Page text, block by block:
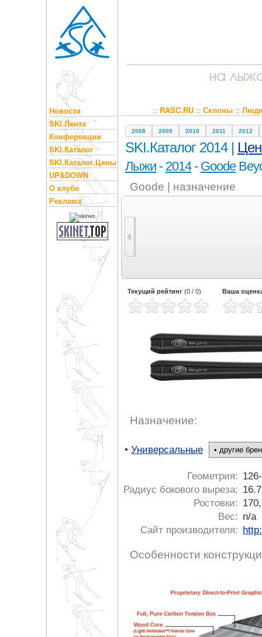
Новости
SKI.Лента
Конференции
SKI.Каталог
SKI.Каталог.Цены
UP&DOWN
О клубе
Реклама
:: RASC.RU:: Склоны::
2008 2009 2010 2011 2012
SKI.Каталог 2014 |
Лыжи - 2014- Goode
Goode | назначение
Текущий рейтинг (0 / 0) Ваша
Назначение:
• Универсальные
Геометрия:
Радиус бокового выреза:
Ростовки:
Вес:
n/a
Сайт производителя:
Особенности